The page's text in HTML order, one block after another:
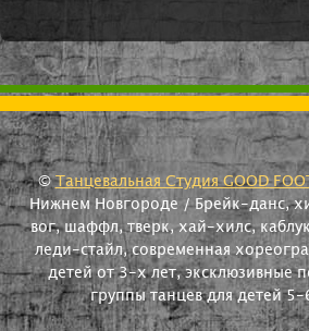
©Танцевальная Студия GOOD
Нижнем Новгороде / Брейк-данс,
вог, шаффл, тверк, хай-хилс,
леди-стайл, современная
детей от 3-х лет, эксклюзивные
группы танцев для детей